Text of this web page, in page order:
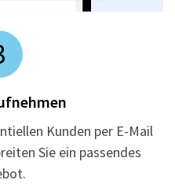
Kunden per E-Mail
Sie ein passendes